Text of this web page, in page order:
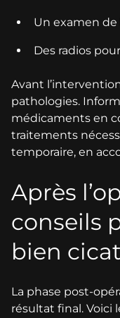
Un examen
Des radios
Avant
pathologies.
médicaments en
traitements
temporaire, en
Après
conseils
bien
La phase post-
résultat final. Voici